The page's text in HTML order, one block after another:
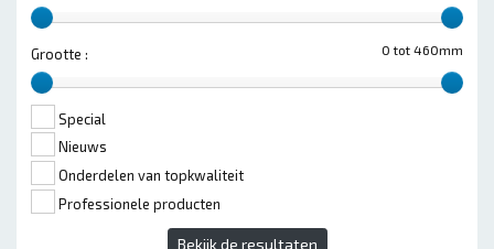
0 tot 460mm
Grootte :
Special
Nieuws
Onderdelen van topkwaliteit
Professionele producten
Bekijk de resultaten